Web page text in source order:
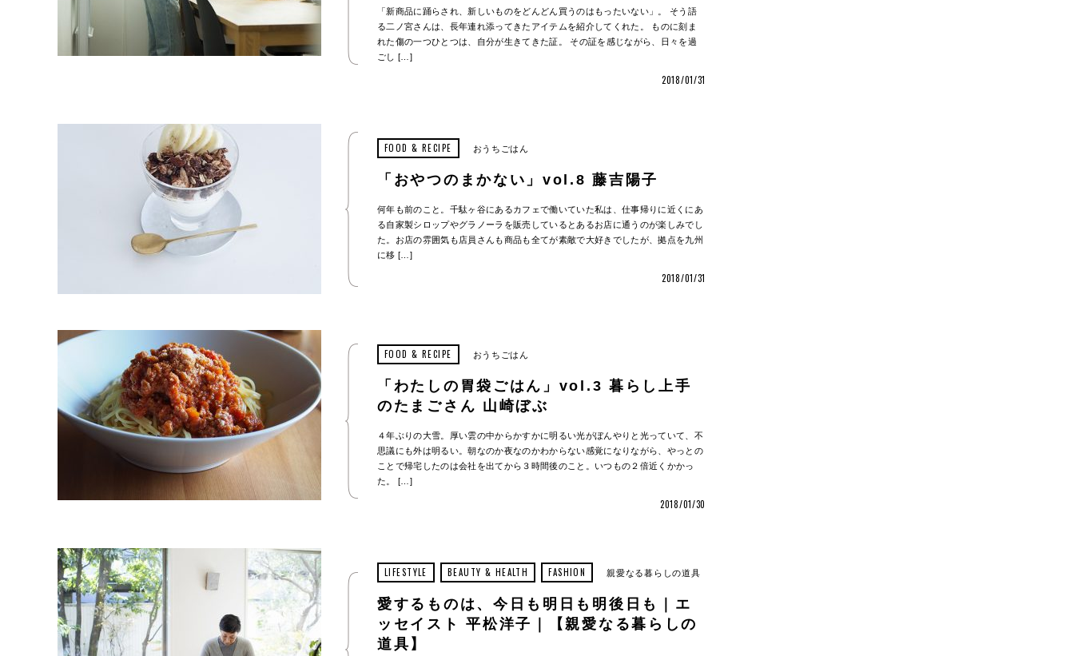
「新商品に踊らされ、新しいものをどんどん買うのはもったいない」。 そう語
る二ノ宮さんは、長年連れ添ってきたアイテムを紹介してくれた。 ものに刻ま
れた傷の一つひとつは、自分が生きてきた証。 その証を感じながら、日々を過
ごし […]
2018/01/31
FOOD & RECIPE おうちごはん
「おやつのまかない」vol.8 藤吉陽子
何年も前のこと。千駄ヶ谷にあるカフェで働いていた私は、仕事帰りに近くにあ
る自家製シロップやグラノーラを販売しているとあるお店に通うのが楽しみでし
た。お店の雰囲気も店員さんも商品も全てが素敵で大好きでしたが、拠点を九州
に移 […]
2018/01/31
FOOD & RECIPE おうちごはん
「わたしの胃袋ごはん」vol.3 暮らし上手
のたまごさん 山崎ぼぶ
４年ぶりの大雪。厚い雲の中からかすかに明るい光がぼんやりと光っていて、不
思議にも外は明るい。朝なのか夜なのかわからない感覚になりながら、やっとの
ことで帰宅したのは会社を出てから３時間後のこと。いつもの２倍近くかかっ
た。 […]
2018/01/30
LIFESTYLE BEAUTY & HEALTH FASHION 親愛なる暮らしの道具
愛するものは、今日も明日も明後日も｜エ
ッセイスト 平松洋子｜【親愛なる暮らしの
道具】